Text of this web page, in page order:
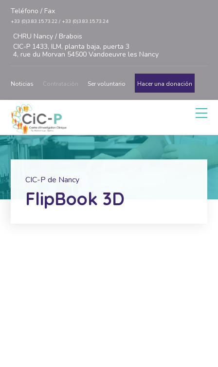
Teléfono / Fax
+33 (0)3.83.15.73.22 / +33 (0)3.83.15.73.24
CHRU Nancy / Brabois
CIC-P 1433, ILM, planta baja, puerta 3
4, rue du Morvan 54500 Vandoeuvre les Nancy
Noticias Contratación Ser voluntario Hacer una donación
CIC-P de Nancy
FlipBook 3D